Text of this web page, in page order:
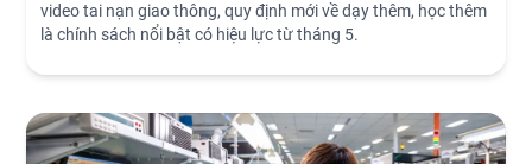
video tai nạn giao thông, quy định mới về dạy thêm, học thêm
là chính sách nổi bật có hiệu lực từ tháng 5.